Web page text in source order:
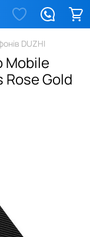
DUZHI
Mobile
Rose Gold